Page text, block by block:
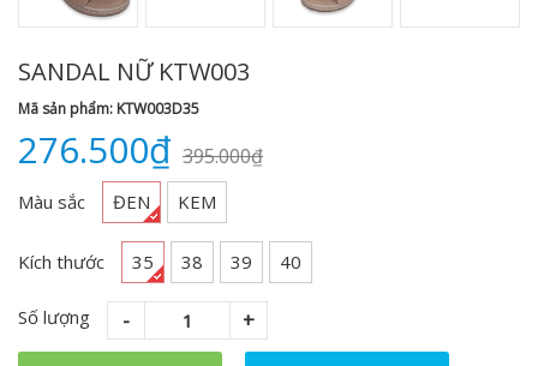
SANDAL NỮ KTW003
Mã sản phẩm: KTW003D35
276.500₫ 395.000₫
Màu sắc ĐEN KEM
Kích thước 35 38 39 40
Số lượng